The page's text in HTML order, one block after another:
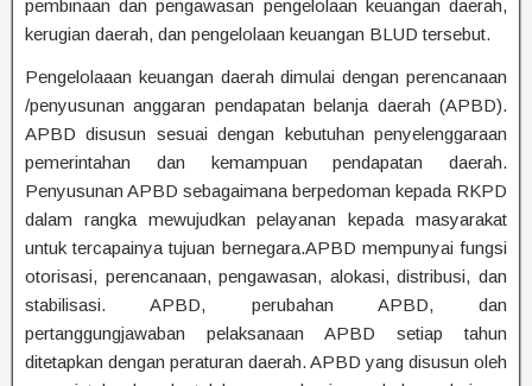
pembinaan dan pengawasan pengelolaan keuangan daerah,
kerugian daerah, dan pengelolaan keuangan BLUD tersebut.
Pengelolaaan keuangan daerah dimulai dengan perencanaan
/penyusunan anggaran pendapatan belanja daerah (APBD).
APBD disusun sesuai dengan kebutuhan penyelenggaraan
pemerintahan dan kemampuan pendapatan daerah.
Penyusunan APBD sebagaimana berpedoman kepada RKPD
dalam rangka mewujudkan pelayanan kepada masyarakat
untuk tercapainya tujuan bernegara.APBD mempunyai fungsi
otorisasi, perencanaan, pengawasan, alokasi, distribusi, dan
stabilisasi. APBD, perubahan APBD, dan
pertanggungjawaban pelaksanaan APBD setiap tahun
ditetapkan dengan peraturan daerah. APBD yang disusun oleh